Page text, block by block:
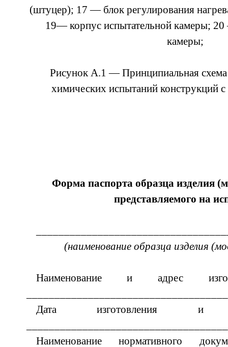
(штуцер); 17 — блок регулирования
19— корпус испытательной камеры; 20
камеры;
Рисунок А.1 — Принципиальная схема
химических испытаний конструкций с
Форма паспорта образца изделия
представляемого на
(наименование образца изделия
Наименование и адрес
Дата изготовления и
Наименование нормативного